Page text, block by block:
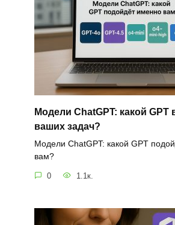
Модели ChatGPT: какой GPT
ваших задач?
Модели ChatGPT: какой GPT
вам?
0 1.1к.